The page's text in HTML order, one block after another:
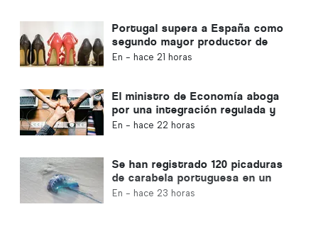
Portugal supera a España como
segundo mayor productor de
calzado de Europa
En - hace 21 horas
El ministro de Economía aboga
por una integración regulada y
garantiza una vía rápida para los
En - hace 22 horas
Se han registrado 120 picaduras
de carabela portuguesa en un
solo día
En - hace 23 horas